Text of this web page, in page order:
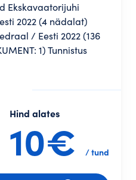
Ekskavaatorijuhi
2022 (4 nädalat)
/ Eesti 2022 (136
1) Tunnistus
Hind alates
10€ / tund